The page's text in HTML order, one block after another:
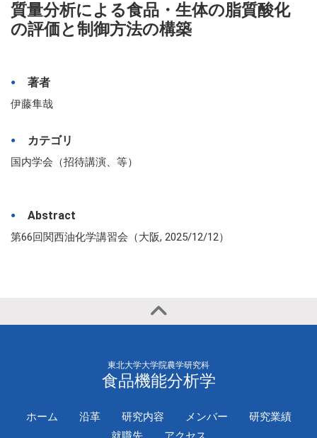
質量分析による食品・生体の脂質酸化
の評価と制御方法の構築
著者
伊藤隼哉
カテゴリ
国内学会（招待講演、等）
Abstract
第66回関西油化学講習会（大阪, 2025/12/12）
東北大学大学院農学研究科
食品機能分析学
ホーム 沿革 研究内容 メンバー
研究業績